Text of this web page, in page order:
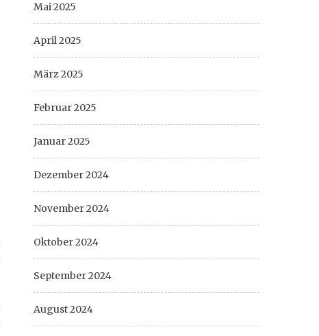
Mai 2025
April 2025
März 2025
Februar 2025
Januar 2025
Dezember 2024
November 2024
Oktober 2024
September 2024
August 2024